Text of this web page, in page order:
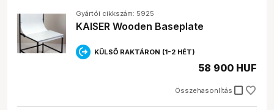
Gyártói cikkszám: 5925
KAISER Wooden Baseplate
KÜLSŐ RAKTÁRON (1-2 HÉT)
Összehasonlítás check_box_outline_blank
58 900 HUF